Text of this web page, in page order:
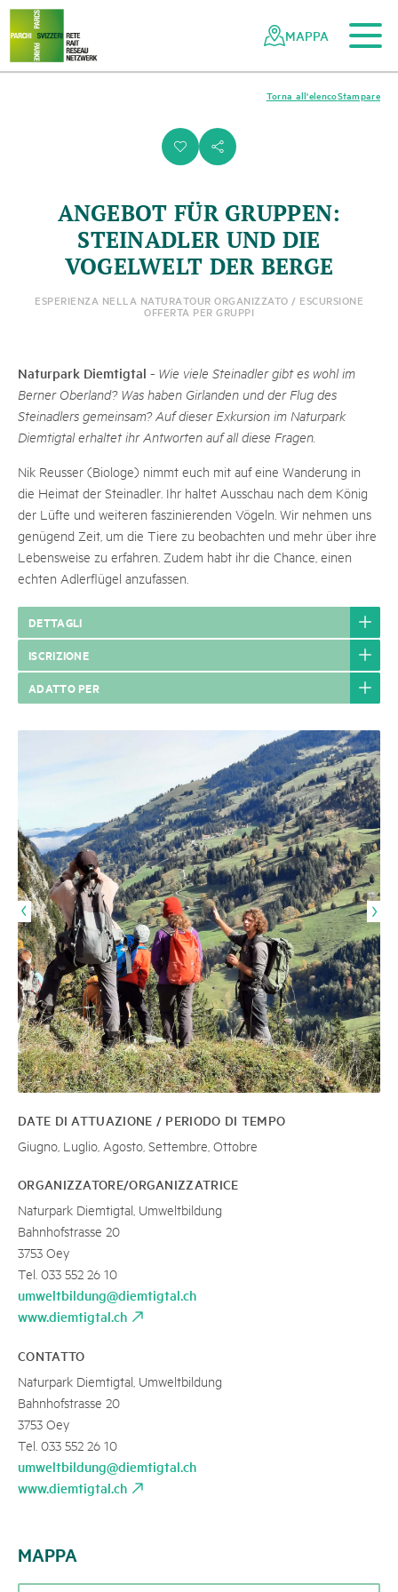
Navigazione
nella
rete
dei
Navigazione
rapida
Al contenuto principale
Alla navigazione mobile
Alla ricerca
Al piè di pagina
Alla mappa del sito
MAPPA
i s
Stampare
Torna all'elenco
ANGEBOT FÜR GRUPPEN:
STEINADLER UND DIE
VOGELWELT DER BERGE
ESPERIENZA NELLA NATURATOUR ORGANIZZATO / ESCURSIONE
OFFERTA PER GRUPPI
Naturpark Diemtigtal - Wie viele Steinadler gibt es wohl im
Berner Oberland? Was haben Girlanden und der Flug des
Steinadlers gemeinsam? Auf dieser Exkursion im Naturpark
Diemtigtal erhaltet ihr Antworten auf all diese Fragen.
Nik Reusser (Biologe) nimmt euch mit auf eine Wanderung in
die Heimat der Steinadler. Ihr haltet Ausschau nach dem König
der Lüfte und weiteren faszinierenden Vögeln. Wir nehmen uns
genügend Zeit, um die Tiere zu beobachten und mehr über ihre
Lebensweise zu erfahren. Zudem habt ihr die Chance, einen
echten Adlerflügel anzufassen.
DETTAGLI
ISCRIZIONE
ADATTO PER
DATE DI ATTUAZIONE / PERIODO DI TEMPO
Giugno, Luglio, Agosto, Settembre, Ottobre
ORGANIZZATORE/ORGANIZZATRICE
Naturpark Diemtigtal, Umweltbildung
Bahnhofstrasse 20
3753 Oey
Tel. 033 552 26 10
umweltbildung@diemtigtal.ch
www.diemtigtal.ch
CONTATTO
Naturpark Diemtigtal, Umweltbildung
Bahnhofstrasse 20
3753 Oey
Tel. 033 552 26 10
umweltbildung@diemtigtal.ch
www.diemtigtal.ch
MAPPA